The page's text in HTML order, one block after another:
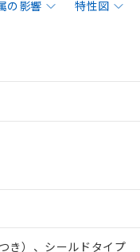
の影響 特性図
き）、シールドタイプ